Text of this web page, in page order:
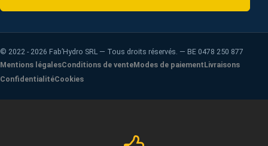
© 2022 - 2026 Fab’Hydro SRL — Tous droits réservés. — BE 0478 250 877
Mentions légalesConditions de venteModes de paiementLivraisons
ConfidentialitéCookies